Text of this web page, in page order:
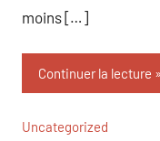
moins […]
Continuer la lecture
Uncategorized